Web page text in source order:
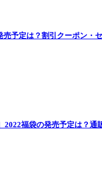
売予定は？割引クーポン・
2022福袋の発売予定は？通